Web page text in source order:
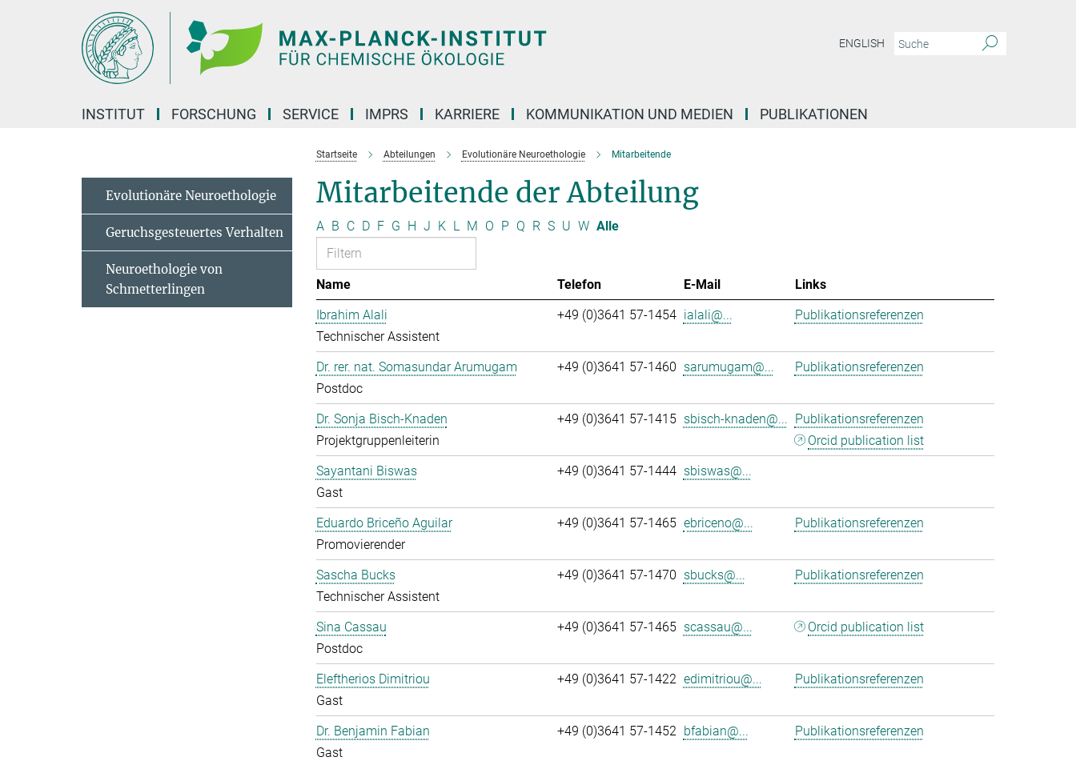
ENGLISH
INSTITUT FORSCHUNG SERVICE IMPRS KARRIERE KOMMUNIKATION UND MEDIEN PUBLIKATIONEN
Startseite Abteilungen Evolutionäre Neuroethologie Mitarbeitende
Mitarbeitende der Abteilung
A B C D F G H J K L M O P Q R S U W Alle
Name Telefon E-Mail
Links
Ibrahim Alali
Technischer Assistent
+49 (0)3641 57-1454 ialali@... Publikationsreferenzen
Dr. rer. nat. Somasundar Arumugam
Postdoc
+49 (0)3641 57-1460 sarumugam@... Publikationsreferenzen
Dr. Sonja Bisch-Knaden
Projektgruppenleiterin
+49 (0)3641 57-1415 sbisch-knaden@... Publikationsreferenzen
Orcid publication list
Sayantani Biswas
Gast
+49 (0)3641 57-1444 sbiswas@...
Eduardo Briceño Aguilar
Promovierender
+49 (0)3641 57-1465 ebriceno@... Publikationsreferenzen
Sascha Bucks
Technischer Assistent
+49 (0)3641 57-1470 sbucks@... Publikationsreferenzen
Sina Cassau
Postdoc
+49 (0)3641 57-1465 scassau@... Orcid publication list
Eleftherios Dimitriou
Gast
+49 (0)3641 57-1422 edimitriou@... Publikationsreferenzen
Dr. Benjamin Fabian
Gast
+49 (0)3641 57-1452 bfabian@... Publikationsreferenzen
Evolutionäre Neuroethologie
Geruchsgesteuertes Verhalten
Neuroethologie von
Schmetterlingen